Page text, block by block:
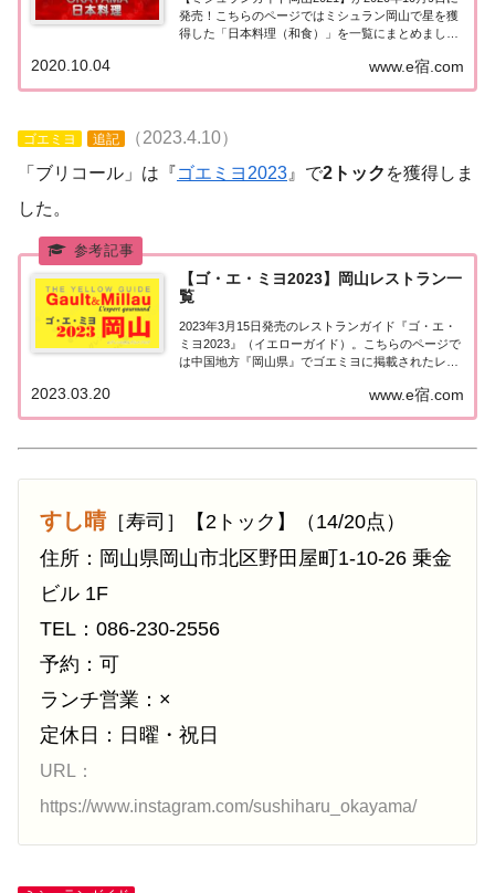
発売！こちらのページではミシュラン岡山で星を獲
得した「日本料理（和食）」を一覧にまとめまし
ガイド岡山2021」で星を獲得した日本料理（和食）
のお店は11店（3つ星0店、2つ星...
www.e宿.com
2020.10.04
ゴエミヨ 追記
（2023.4.10）
「ブリコール」は『ゴエミヨ2023 』で2トック を獲得しま
した。
【ゴ・エ・ミヨ2023】岡山レストラン一
覧
2023年3月15日発売のレストランガイド『ゴ・エ・
ミヨ2023』（イエローガイド）。こちらのページで
は中国地方『岡山県』でゴエミヨに掲載されたレス
2023『岡山県』中国地方「岡山エリア」で「ゴ・
エ・ミヨ2023」に掲載されたお店は8軒。...
www.e宿.com
2023.03.20
すし晴［寿司］【2トック】（14/20点）
住所：岡山県岡山市北区野田屋町1-10-26 乗金
ビル 1F
TEL：086-230-2556
予約：可
ランチ営業：×
定休日：日曜・祝日
URL：
https://www.instagram.com/sushiharu_okayama/